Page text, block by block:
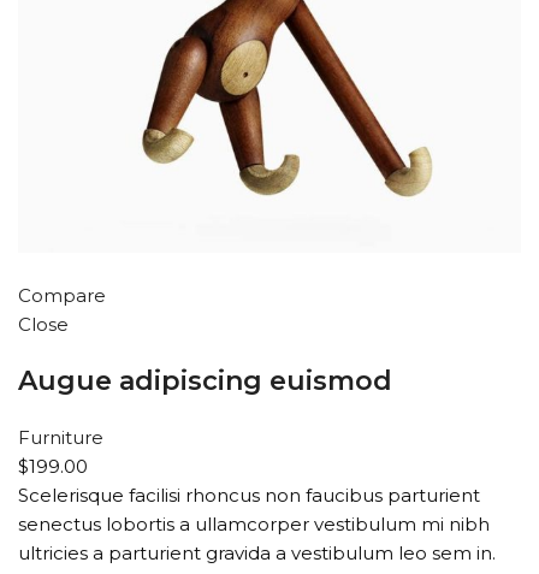
Compare
Close
Augue adipiscing euismod
Furniture
$199.00
Scelerisque facilisi rhoncus non faucibus parturient
senectus lobortis a ullamcorper vestibulum mi nibh
ultricies a parturient gravida a vestibulum leo sem in.